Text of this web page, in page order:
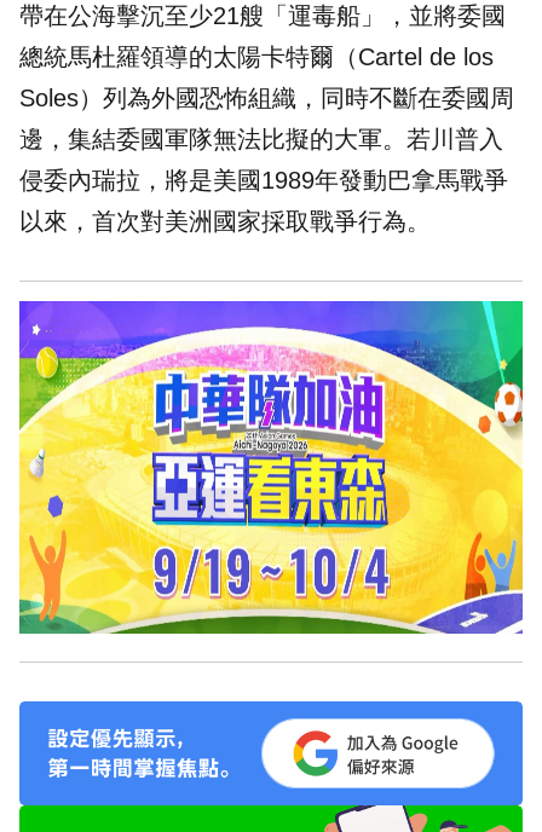
帶在公海擊沉至少21艘「運毒船」，並將委國
總統馬杜羅領導的太陽卡特爾（Cartel de los
Soles）列為外國恐怖組織，同時不斷在委國周
邊，集結委國軍隊無法比擬的大軍。若川普入
侵委內瑞拉，將是美國1989年發動巴拿馬戰爭
以來，首次對美洲國家採取戰爭行為。